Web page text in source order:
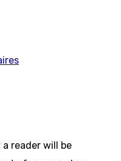
reader will be